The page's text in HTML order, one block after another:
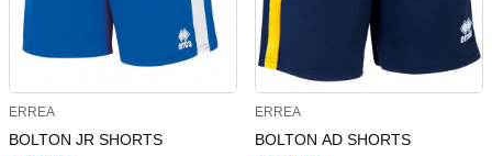
ERREA
BOLTON JR SHORTS
ERREA
BOLTON AD SHORTS